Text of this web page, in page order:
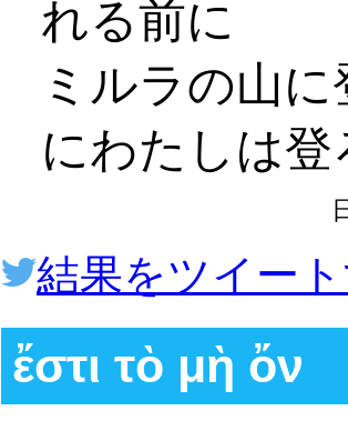
れる前に
ミルラの山
にわたしは登
結果をツイー
ἔστι τὸ μὴ ὄν